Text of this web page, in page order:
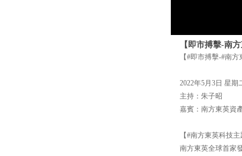
【即市搏擊-南
【#即市搏擊-#南
2022年5月3日 星期
主持：朱子昭
嘉賓：南方東英資
【#南方東英科技主
南方東英全球首家